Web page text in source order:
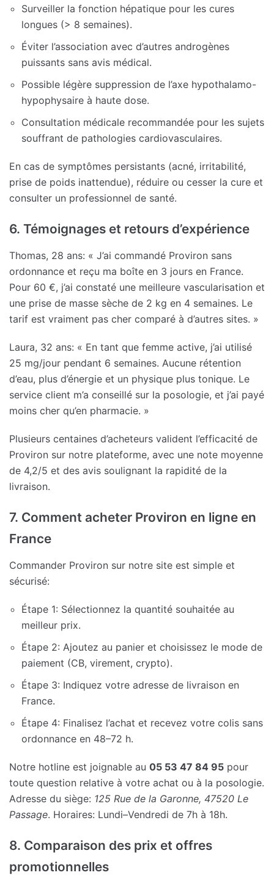
Surveiller la fonction hépatique pour les cures
longues (> 8 semaines).
Éviter l’association avec d’autres androgènes
puissants sans avis médical.
Possible légère suppression de l’axe hypothalamo-
hypophysaire à haute dose.
Consultation médicale recommandée pour les sujets
souffrant de pathologies cardiovasculaires.
En cas de symptômes persistants (acné, irritabilité,
prise de poids inattendue), réduire ou cesser la cure et
consulter un professionnel de santé.
6. Témoignages et retours d’expérience
Thomas, 28 ans: « J’ai commandé Proviron sans
ordonnance et reçu ma boîte en 3 jours en France.
Pour 60 €, j’ai constaté une meilleure vascularisation et
une prise de masse sèche de 2 kg en 4 semaines. Le
tarif est vraiment pas cher comparé à d’autres sites. »
Laura, 32 ans: « En tant que femme active, j’ai utilisé
25 mg/jour pendant 6 semaines. Aucune rétention
d’eau, plus d’énergie et un physique plus tonique. Le
service client m’a conseillé sur la posologie, et j’ai payé
moins cher qu’en pharmacie. »
Plusieurs centaines d’acheteurs valident l’efficacité de
Proviron sur notre plateforme, avec une note moyenne
de 4,2/5 et des avis soulignant la rapidité de la
livraison.
7. Comment acheter Proviron en ligne en
France
Commander Proviron sur notre site est simple et
sécurisé:
Étape 1: Sélectionnez la quantité souhaitée au
meilleur prix.
Étape 2: Ajoutez au panier et choisissez le mode de
paiement (CB, virement, crypto).
Étape 3: Indiquez votre adresse de livraison en
France.
Étape 4: Finalisez l’achat et recevez votre colis sans
ordonnance en 48–72 h.
Notre hotline est joignable au 05 53 47 84 95 pour
toute question relative à votre achat ou à la posologie.
Adresse du siège: 125 Rue de la Garonne, 47520 Le
Passage. Horaires: Lundi–Vendredi de 7h à 18h.
8. Comparaison des prix et offres
promotionnelles